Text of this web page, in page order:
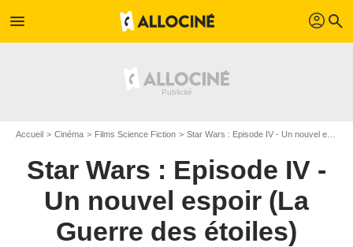
menu profil search
Accueil Cinéma Films Science Fiction Star Wars : Episode IV - Un nouvel espoir (La Guerre des étoiles)
Star Wars : Episode IV -
Un nouvel espoir (La
Guerre des étoiles)